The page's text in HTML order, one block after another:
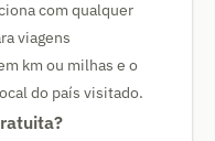
com qualquer
viagens
km ou milhas e o
do país visitado.